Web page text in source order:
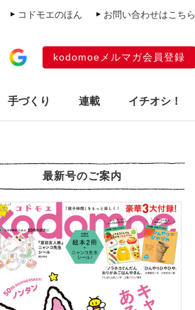
コドモエのほん お問い合わせはこちら
kodomoeメルマガ会員登録
手づくり 連載 イチオシ！
最新号のご案内